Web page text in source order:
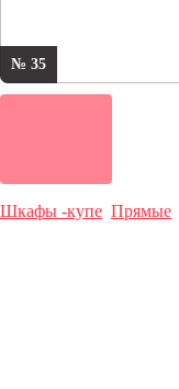
№ 35
Шкафы -купе Прямые